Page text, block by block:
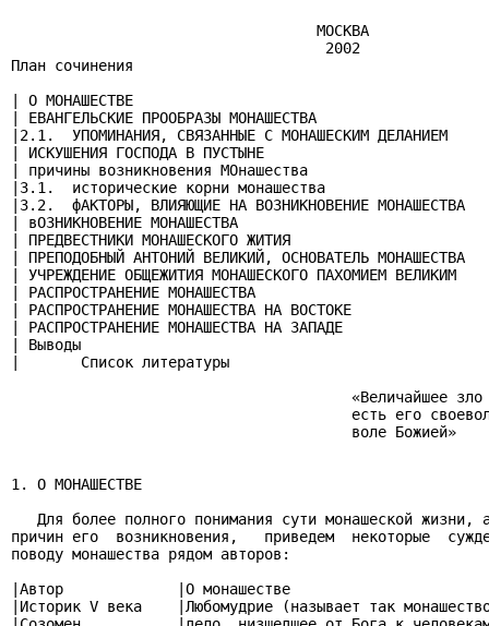
                                   МОСКВА
                                    2002
План сочинения
| О МОНАШЕСТВЕ
| ЕВАНГЕЛЬСКИЕ ПРООБРАЗЫ МОНАШЕСТВА
|2.1.  УПОМИНАНИЯ, СВЯЗАННЫЕ С МОНАШЕСКИМ
| ИСКУШЕНИЯ ГОСПОДА В ПУСТЫНЕ
| причины возникновения МОнашества
|3.1.  исторические корни монашества
|3.2.  фАКТОРЫ, ВЛИЯЮЩИЕ НА ВОЗНИКНОВЕНИЕ
| вОЗНИКНОВЕНИЕ МОНАШЕСТВА
| ПРЕДВЕСТНИКИ МОНАШЕСКОГО ЖИТИЯ
| ПРЕПОДОБНЫЙ АНТОНИЙ ВЕЛИКИЙ, ОСНОВАТЕЛЬ
| УЧРЕЖДЕНИЕ ОБЩЕЖИТИЯ МОНАШЕСКОГО ПАХОМИЕМ
| РАСПРОСТРАНЕНИЕ МОНАШЕСТВА
| РАСПРОСТРАНЕНИЕ МОНАШЕСТВА НА ВОСТОКЕ
| РАСПРОСТРАНЕНИЕ МОНАШЕСТВА НА ЗАПАДЕ
| Выводы
|       Список литературы
«Величайшее зло
есть его
                                       воле Божией»
1. О МОНАШЕСТВЕ
Для более полного понимания сути монашеской жизни,
причин его  возникновения,   приведем  некоторые
поводу монашества рядом авторов:
|Автор             |О монашестве
|Историк V века    |Любомудрие (называет так